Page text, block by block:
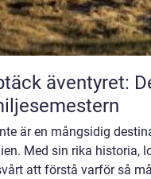
äventyret:
är en mångsidig
Med sin rika historia,
att förstå varför så